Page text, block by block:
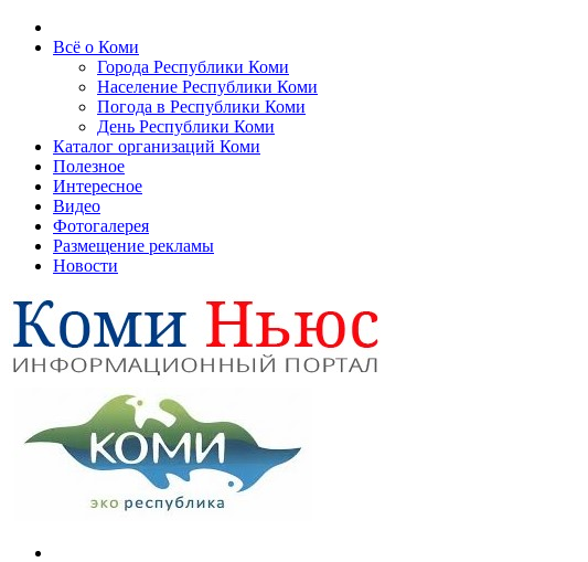
Всё о Коми
Города Республики Коми
Население Республики Коми
Погода в Республики Коми
День Республики Коми
Каталог организаций Коми
Полезное
Интересное
Видео
Фотогалерея
Размещение рекламы
Новости